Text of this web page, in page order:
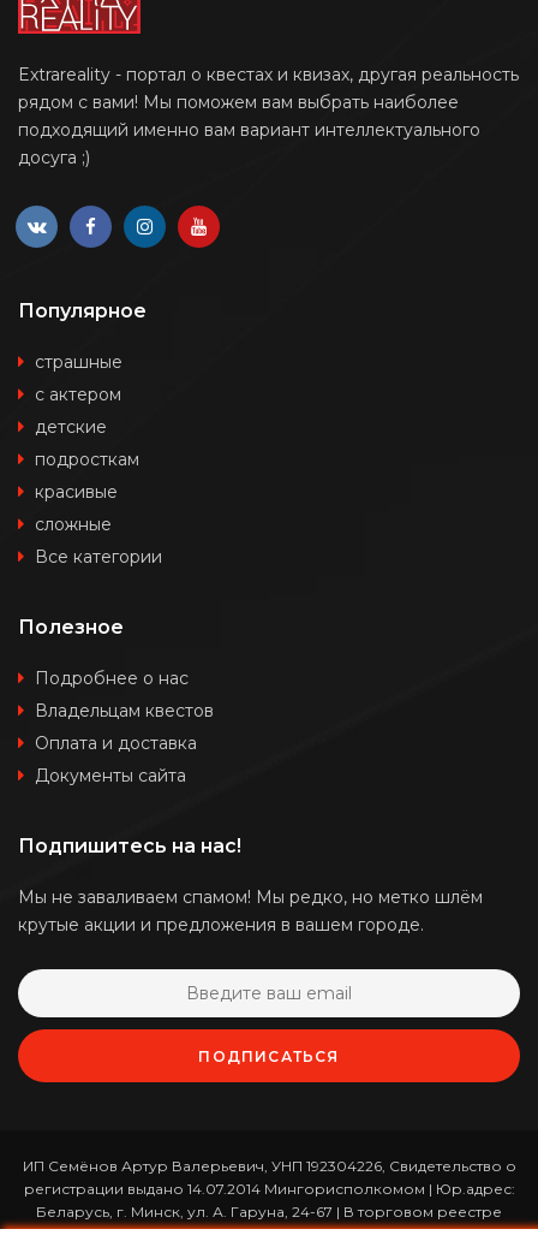
Extrareality - портал о квестах и квизах, другая реальность
рядом с вами! Мы поможем вам выбрать наиболее
подходящий именно вам вариант интеллектуального
досуга ;)
Популярное
страшные
с актером
детские
подросткам
красивые
сложные
Все категории
Полезное
Подробнее о нас
Владельцам квестов
Оплата и доставка
Документы сайта
Подпишитесь на нас!
Мы не заваливаем спамом! Мы редко, но метко шлём
крутые акции и предложения в вашем городе.
ПОДПИСАТЬСЯ
ИП Семёнов Артур Валерьевич, УНП 192304226, Свидетельство о
регистрации выдано 14.07.2014 Мингорисполкомом | Юр.адрес:
Беларусь, г. Минск, ул. А. Гаруна, 24-67 | В торговом реестре